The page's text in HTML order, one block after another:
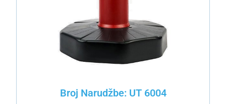
Broj Narudžbe: UT 6004